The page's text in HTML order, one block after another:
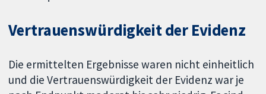
Vertrauenswürdigkeit der Evidenz
Die ermittelten Ergebnisse waren nicht einheitlich
und die Vertrauenswürdigkeit der Evidenz war je